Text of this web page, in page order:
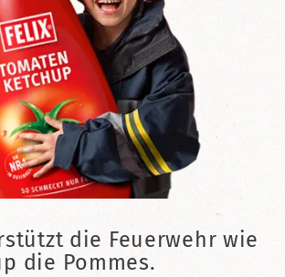
die Feuerwehr wie
die Pommes.